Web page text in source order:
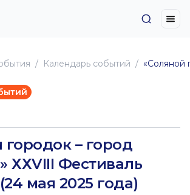
Календарь событий «Соляной
городок – город
ХХVIII Фестиваль
мая 2025 года)